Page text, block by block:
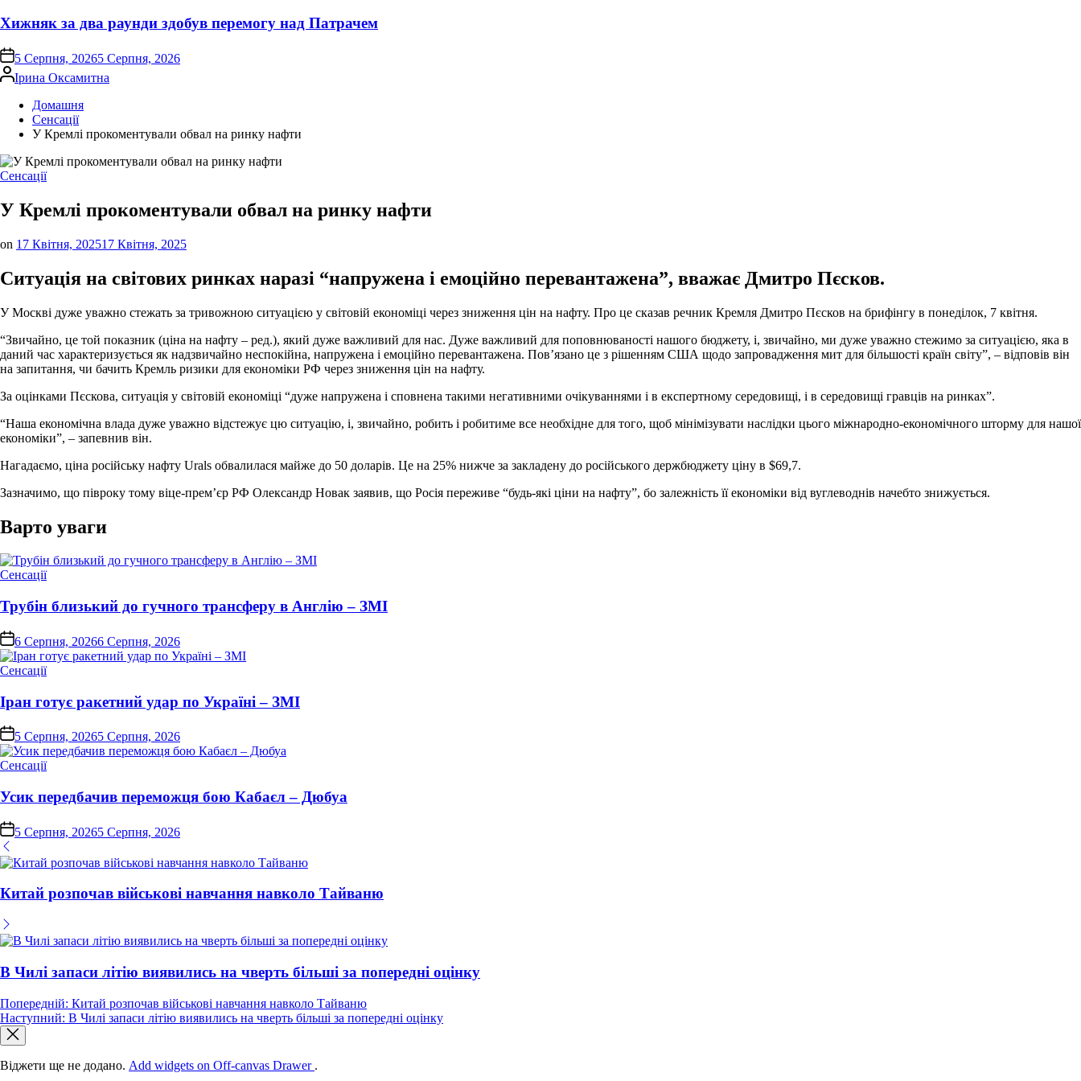
Хижняк за два раунди здобув перемогу над Патрачем
on 5 Серпня, 20265 Серпня, 2026
Опубліковано
Ірина Оксамитна
Домашня
Сенсації
У Кремлі прокоментували обвал на ринку нафти
Опублікувати
Сенсації
У Кремлі прокоментували обвал на ринку нафти
on 17 Квітня, 202517 Квітня, 2025
Ситуація на світових ринках наразі “напружена і емоційно перевантажена”, вважає Дмитро Пєсков.
У Моcкві дуже уважно стежать за тривожною ситуацією у світовій економіці через зниження цін на нафту. Про це сказав речник Кремля Дмитро Пєсков на брифінгу в понеділок, 7 квітня.
“Звичайно, це той показник (ціна на нафту – ред.), який дуже важливий для нас. Дуже важливий для поповнюваності нашого бюджету, і, звичайно, ми дуже уважно стежимо за ситуацією, яка в
даний час характеризується як надзвичайно неспокійна, напружена і емоційно перевантажена. Пов’язано це з рішенням США щодо запровадження мит для більшості країн світу”, – відповів він
на запитання, чи бачить Кремль ризики для економіки РФ через зниження цін на нафту.
За оцінками Пєскова, ситуація у світовій економіці “дуже напружена і сповнена такими негативними очікуваннями і в експертному середовищі, і в середовищі гравців на ринках”.
“Наша економічна влада дуже уважно відстежує цю ситуацію, і, звичайно, робить і робитиме все необхідне для того, щоб мінімізувати наслідки цього міжнародно-економічного шторму для нашої
економіки”, – запевнив він.
Нагадаємо, ціна російську нафту Urals обвалилася майже до 50 доларів. Це на 25% нижче за закладену до російського держбюджету ціну в $69,7.
Зазначимо, що півроку тому віце-прем’єр РФ Олександр Новак заявив, що Росія переживе “будь-які ціни на нафту”, бо залежність її економіки від вуглеводнів начебто знижується.
Варто уваги
Опублікувати
Сенсації
Трубін близький до гучного трансферу в Англію – ЗМІ
on6 Серпня, 20266 Серпня, 2026
Опублікувати
Сенсації
Іран готує ракетний удар по Україні – ЗМІ
on 5 Серпня, 20265 Серпня, 2026
Опублікувати
Сенсації
Усик передбачив переможця бою Кабаєл – Дюбуа
on 5 Серпня, 20265 Серпня, 2026
Китай розпочав військові навчання навколо Тайваню
В Чилі запаси літію виявились на чверть більші за попередні оцінку
Навігація
записів
Попередній: Китай розпочав військові навчання навколо Тайваню
Наступний: В Чилі запаси літію виявились на чверть більші за попередні оцінку
Віджети ще не додано. Add widgets on Off-canvas Drawer .